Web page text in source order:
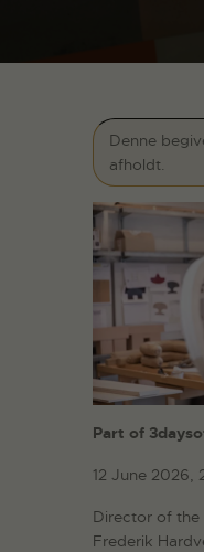
Denne
afholdt.
Part of
12 June 2026,
Director of the
Frederik